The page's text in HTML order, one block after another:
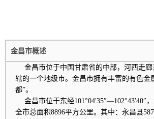
金昌市概述
金昌市位于中国甘肃省的中部，河西走廊
辖的一个地级市。金昌市拥有丰富的有色
都”。
金昌市位于东经101°04′35″—102°43′40″
全市总面积8896平方公里。其中：永昌县